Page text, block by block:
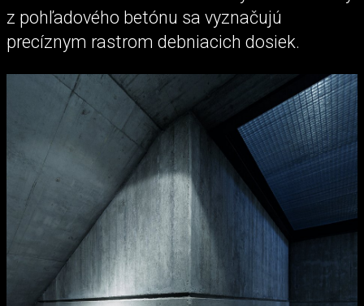
z pohľadového betónu sa vyznačujú
precíznym rastrom debniacich dosiek.